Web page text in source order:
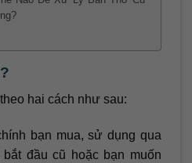
hai cách như sau:
bạn mua, sử dụng qua
đầu cũ hoặc bạn muốn